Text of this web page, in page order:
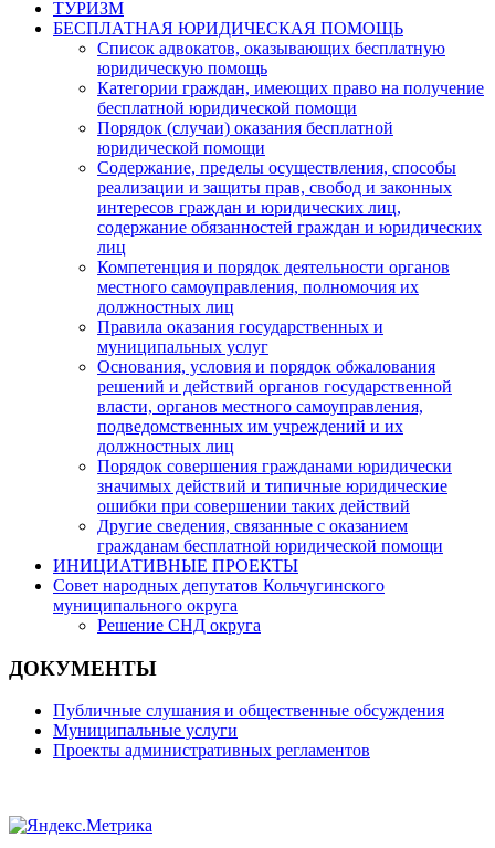
ТУРИЗМ
БЕСПЛАТНАЯ ЮРИДИЧЕСКАЯ ПОМОЩЬ
Список адвокатов, оказывающих бесплатную
юридическую помощь
Категории граждан, имеющих право на получение
бесплатной юридической помощи
Порядок (случаи) оказания бесплатной
юридической помощи
Содержание, пределы осуществления, способы
реализации и защиты прав, свобод и законных
интересов граждан и юридических лиц,
содержание обязанностей граждан и юридических
лиц
Компетенция и порядок деятельности органов
местного самоуправления, полномочия их
должностных лиц
Правила оказания государственных и
муниципальных услуг
Основания, условия и порядок обжалования
решений и действий органов государственной
власти, органов местного самоуправления,
подведомственных им учреждений и их
должностных лиц
Порядок совершения гражданами юридически
значимых действий и типичные юридические
ошибки при совершении таких действий
Другие сведения, связанные с оказанием
гражданам бесплатной юридической помощи
ИНИЦИАТИВНЫЕ ПРОЕКТЫ
Совет народных депутатов Кольчугинского
муниципального округа
Решение СНД округа
ДОКУМЕНТЫ
Публичные слушания и общественные обсуждения
Муниципальные услуги
Проекты административных регламентов